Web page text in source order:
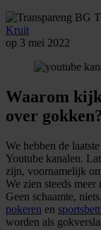
Kruit
op 3 mei 2022
Waarom
over
We hebben de
Youtube kanalen.
zijn, voornamelijk
We zien steeds
Geen schaamte,
pokeren en
worden als